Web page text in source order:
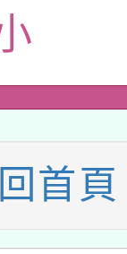
節水達
系列
藝術
第2次
(無人
動站研
閱讀
研習
智慧
名單
首頁